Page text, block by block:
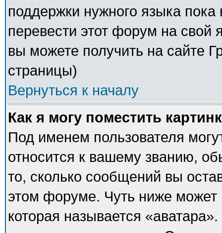
поддержки нужного языка
перевести этот форум на
вы можете получить на сайте
страницы)
Вернуться к началу
Как я могу поместить
Под именем пользователя
относится к вашему званию,
то, сколько сообщений вы
этом форуме. Чуть ниже может
которая называется